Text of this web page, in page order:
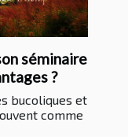
séminaire
?
bucoliques et
comme